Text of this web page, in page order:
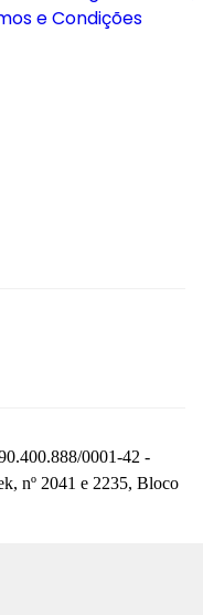
e Condições
0001-42 -
nº 2041 e 2235, Bloco